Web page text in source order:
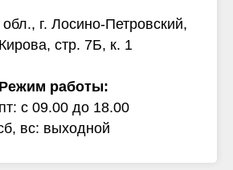
г. Лосино-Петровский,
стр. 7Б, к. 1
Режим работы:
с 09.00 до 18.00
вс: выходной